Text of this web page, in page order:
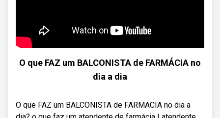
O que FAZ um BALCONISTA de FARMÁCIA no
dia a dia
O que FAZ um BALCONISTA de FARMACIA no dia a